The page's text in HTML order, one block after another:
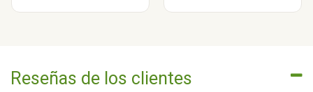
Reseñas de los clientes